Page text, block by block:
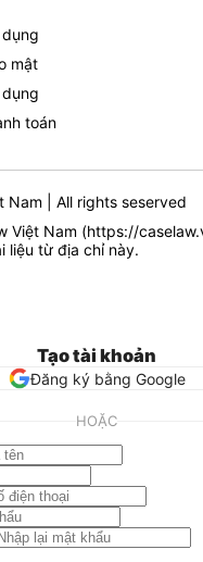
mật
toán
Nam | All rights seserved
Việt Nam (https://
liệu từ địa chỉ này.
Tạo tài khoản
Đăng ký bằng Google
HOẶC